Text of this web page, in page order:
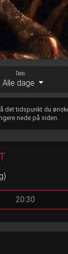
Dato
Alle dage
det tidspunkt du
nede på siden.
20:30